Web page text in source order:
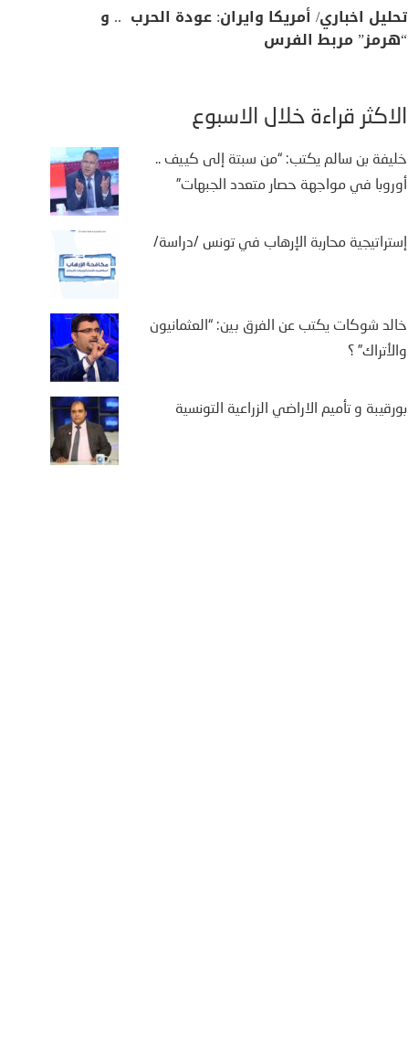
تحليل اخباري/ أمريكا وايران: عودة الحرب .. و
“هرمز” مربط الفرس
الأكثر قراءة خلال الأسبوع
خليفة بن سالم يكتب: “من سبتة إلى كييف ..
أوروبا في مواجهة حصار متعدد الجبهات”
إستراتيجية محاربة الإرهاب في تونس /دراسة/
خالد شوكات يكتب عن الفرق بين: “العثمانيون
والأتراك” ؟
بورقيبة و تأميم الاراضي الزراعية التونسية